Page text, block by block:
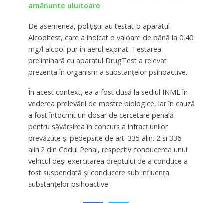
amănunte uluitoare
De asemenea, poliţiştii au testat-o aparatul
Alcooltest, care a indicat o valoare de până la 0,40
mg/l alcool pur în aerul expirat. Testarea
preliminară cu aparatul DrugTest a relevat
prezenţa în organism a substanţelor psihoactive.
În acest context, ea a fost dusă la sediul INML în
vederea prelevării de mostre biologice, iar în cauză
a fost întocmit un dosar de cercetare penală
pentru săvârşirea în concurs a infracţiunilor
prevăzute şi pedepsite de art. 335 alin. 2 şi 336
alin.2 din Codul Penal, respectiv conducerea unui
vehicul deşi exercitarea dreptului de a conduce a
fost suspendată şi conducere sub influenţa
substanţelor psihoactive.